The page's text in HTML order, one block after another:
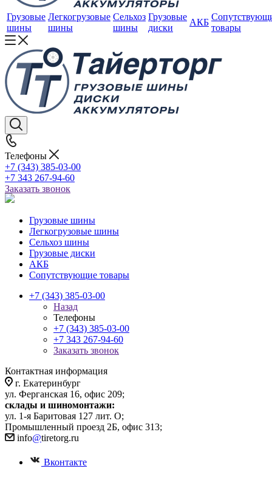
Грузовые
шины
Легкогрузовые
шины
Сельхоз
шины
Грузовые
диски
АКБ
товары
Телефоны
+7 (343) 385-03-00
+7 343 267-94-60
Заказать звонок
Грузовые шины
Легкогрузовые шины
Сельхоз шины
Грузовые диски
АКБ
Сопутствующие товары
+7 (343) 385-03-00
Назад
Телефоны
+7 (343) 385-03-00
+7 343 267-94-60
Заказать звонок
Контактная информация
г. Екатеринбург
ул. Ферганская 16, офис 209;
склады и шиномонтажи:
ул. 1-я Баритовая 127 лит. О;
Промышленный проезд 2Б, офис 313;
info@tiretorg.ru
Вконтакте